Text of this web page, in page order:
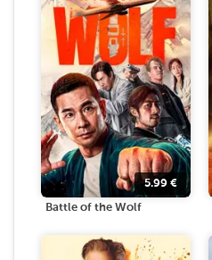
5.99 €
Battle of the Wolf